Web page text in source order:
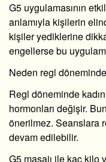
G5 uygulamasının
anlamıyla kişilerin
kişiler yediklerine
engellerse bu
Neden regl
Regl döneminde
hormonları değişir.
önerilmez. Seanslara
devam edilebilir.
G5 masajı ile kaç kilo